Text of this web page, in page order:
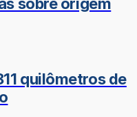
sobre origem
quilômetros de